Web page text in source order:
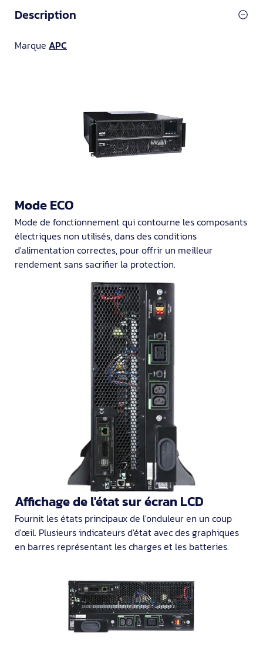
Description
Marque APC
Mode ECO
Mode de fonctionnement qui contourne les composants
électriques non utilisés, dans des conditions
d'alimentation correctes, pour offrir un meilleur
rendement sans sacrifier la protection.
Affichage de l'état sur écran LCD
Fournit les états principaux de l'onduleur en un coup
d'œil. Plusieurs indicateurs d'état avec des graphiques
en barres représentant les charges et les batteries.